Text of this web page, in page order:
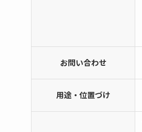
お問い合わせ
用途・位置づけ